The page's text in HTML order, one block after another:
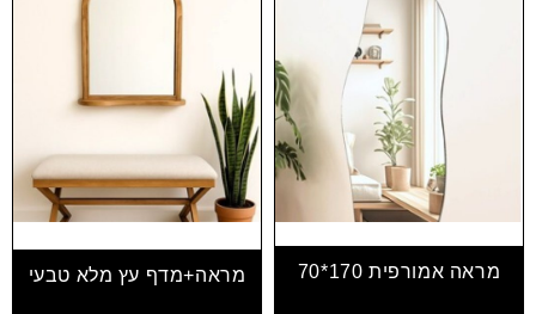
מראה אמורפית 170*70 מראה+מדף עץ מלא טבעי